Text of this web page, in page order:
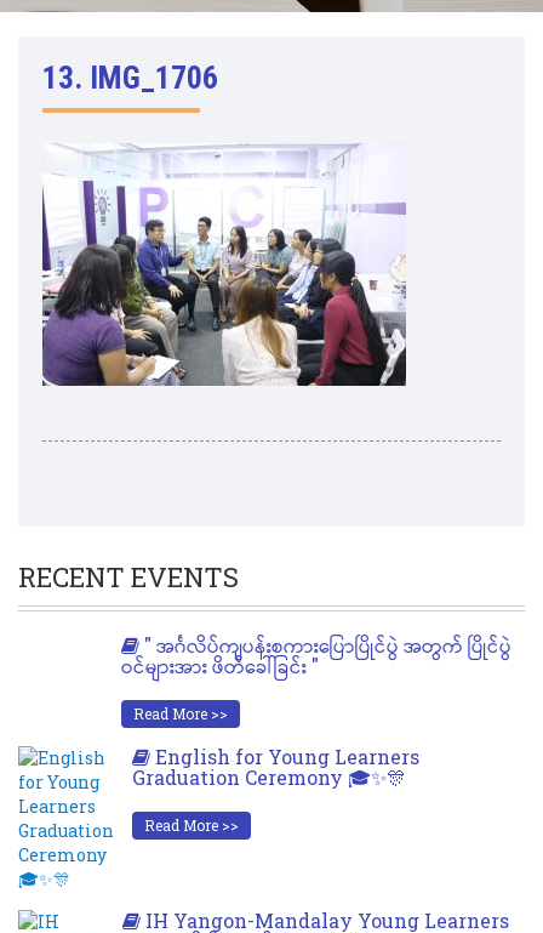
13. IMG_1706
RECENT EVENTS
" အင်္ဂလိပ်ကျပန်းစကားပြောပြိုင်ပွဲ အတွက် ပြိုင်ပွဲ
ဝင်များအား ဖိတ်ခေါ်ခြင်း "
Read More >>
English for Young Learners
Graduation Ceremony 🎓✨🎊
Read More >>
IH Yangon-Mandalay Young Learners